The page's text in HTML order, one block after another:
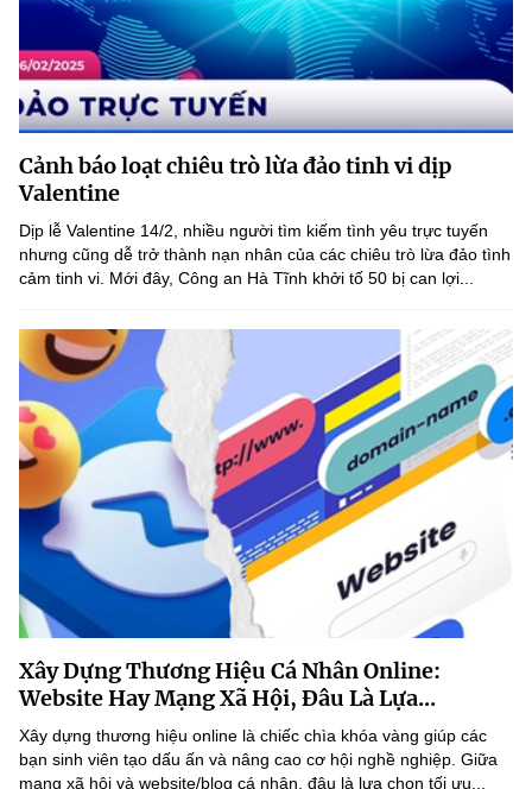
Cảnh báo loạt chiêu trò lừa đảo tinh vi dịp
Valentine
Dịp lễ Valentine 14/2, nhiều người tìm kiếm tình yêu trực tuyến
nhưng cũng dễ trở thành nạn nhân của các chiêu trò lừa đảo tình
cảm tinh vi. Mới đây, Công an Hà Tĩnh khởi tố 50 bị can lợi...
Xây Dựng Thương Hiệu Cá Nhân Online:
Website Hay Mạng Xã Hội, Đâu Là Lựa...
Xây dựng thương hiệu online là chiếc chìa khóa vàng giúp các
bạn sinh viên tạo dấu ấn và nâng cao cơ hội nghề nghiệp. Giữa
mạng xã hội và website/blog cá nhân, đâu là lựa chọn tối ưu...